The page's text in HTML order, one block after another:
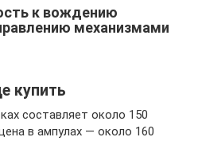
к вождению
механизмами
купить
составляет около 150
в ампулах — около 160